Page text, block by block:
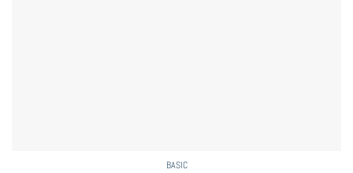
BASIC